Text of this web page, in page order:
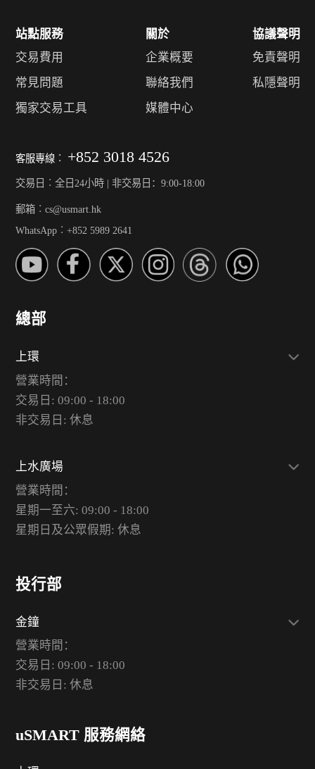
站點服務
交易費用
常見問題
獨家交易工具
關於
企業概要
聯絡我們
媒體中心
協議聲明
免責聲明
私隱聲明
客服專線︰ +852 3018 4526
交易日︰全日24小時 | 非交易日：9:00-18:00
郵箱︰cs@usmart.hk
WhatsApp︰+852 5989 2641
總部
上環
營業時間：
交易日: 09:00 - 18:00
非交易日: 休息
上水廣場
營業時間：
星期一至六: 09:00 - 18:00
星期日及公眾假期: 休息
投行部
金鐘
營業時間：
交易日: 09:00 - 18:00
非交易日: 休息
uSMART 服務網絡